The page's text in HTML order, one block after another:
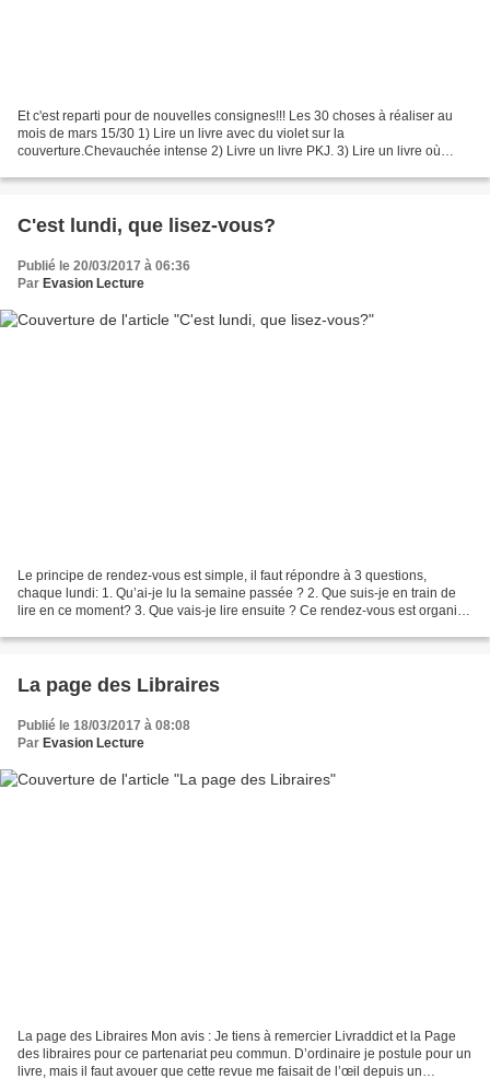
Et c'est reparti pour de nouvelles consignes!!! Les 30 choses à réaliser au
mois de mars 15/30 1) Lire un livre avec du violet sur la
couverture.Chevauchée intense 2) Livre un livre PKJ. 3) Lire un livre où
C'est lundi, que lisez-vous?
Publié le 20/03/2017 à 06:36
Par Evasion Lecture
Le principe de rendez-vous est simple, il faut répondre à 3 questions,
chaque lundi: 1. Qu’ai-je lu la semaine passée ? 2. Que suis-je en train de
lire en ce moment? 3. Que vais-je lire ensuite ? Ce rendez-vous est organisé
La page des Libraires
Publié le 18/03/2017 à 08:08
Par Evasion Lecture
La page des Libraires Mon avis : Je tiens à remercier Livraddict et la Page
des libraires pour ce partenariat peu commun. D’ordinaire je postule pour un
livre, mais il faut avouer que cette revue me faisait de l’œil depuis un